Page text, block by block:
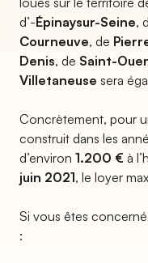
d’-Épinaysur-Seine,
Courneuve, de
Denis, de Saint-
Villetaneuse sera
Concrètement, pour
construit dans les
d’environ 1.200 € à
juin 2021, le loyer
Si vous êtes
: